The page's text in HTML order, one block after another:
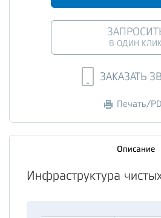
В ОДИН
ЗАКАЗАТЬ
Печать/
Описание
Инфраструктура